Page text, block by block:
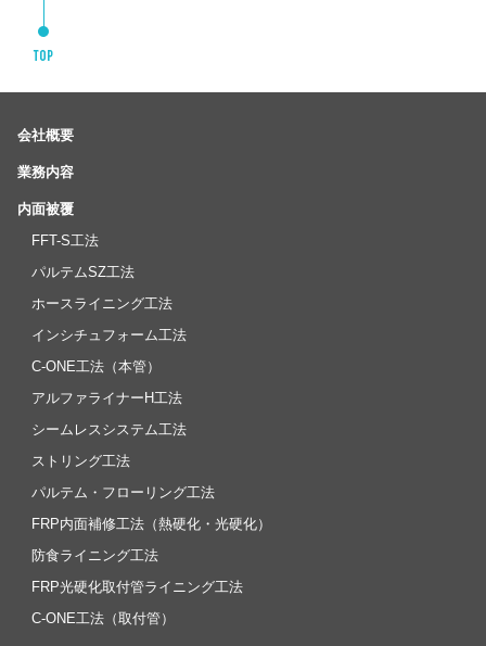
会社概要
業務内容
内面被覆
FFT-S工法
パルテムSZ工法
ホースライニング工法
インシチュフォーム工法
C-ONE工法（本管）
アルファライナーH工法
シームレスシステム工法
ストリング工法
パルテム・フローリング工法
FRP内面補修工法（熱硬化・光硬化）
防食ライニング工法
FRP光硬化取付管ライニング工法
C-ONE工法（取付管）